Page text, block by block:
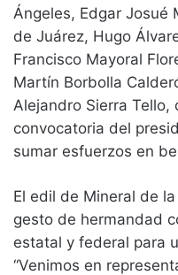
Ángeles, Edgar Josué
de Juárez, Hugo
Francisco Mayoral
Martín Borbolla
Alejandro Sierra Tello,
convocatoria del
sumar esfuerzos en
El edil de Mineral de
gesto de hermandad
estatal y federal para
“Venimos en